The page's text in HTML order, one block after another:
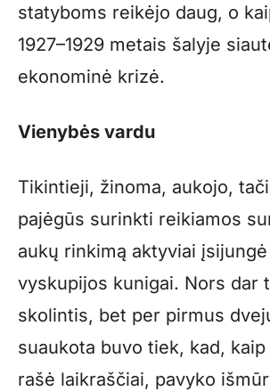
statyboms reikėjo daug, o
1927–1929 metais šalyje
ekonominė krizė.
Vienybės vardu
Tikintieji, žinoma, aukojo,
pajėgūs surinkti reikiamos
aukų rinkimą aktyviai
vyskupijos kunigai. Nors dar
skolintis, bet per pirmus
suaukota buvo tiek, kad,
rašė laikraščiai, pavyko